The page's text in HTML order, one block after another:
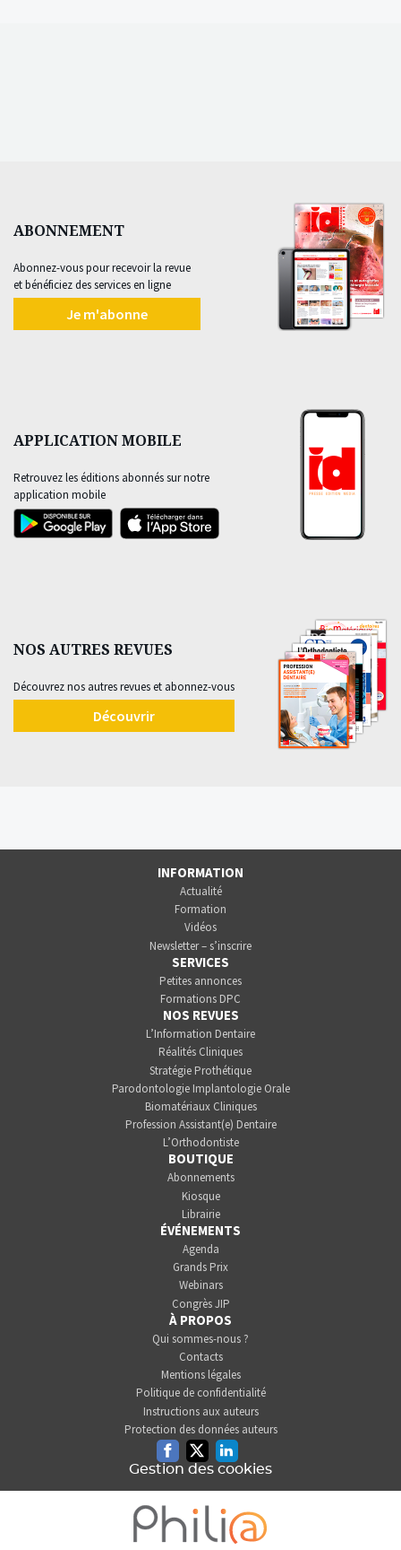
ABONNEMENT
Abonnez-vous pour recevoir la revue
et bénéficiez des services en ligne
Je m'abonne
APPLICATION MOBILE
Retrouvez les éditions abonnés sur notre
application mobile
NOS AUTRES REVUES
Découvrez nos autres revues et abonnez-vous
Découvrir
INFORMATION
Actualité
Formation
Vidéos
Newsletter – s’inscrire
SERVICES
Petites annonces
Formations DPC
NOS REVUES
L’Information Dentaire
Réalités Cliniques
Stratégie Prothétique
Parodontologie Implantologie Orale
Biomatériaux Cliniques
Profession Assistant(e) Dentaire
L’Orthodontiste
BOUTIQUE
Abonnements
Kiosque
Librairie
ÉVÉNEMENTS
Agenda
Grands Prix
Webinars
Congrès JIP
À PROPOS
Qui sommes-nous ?
Contacts
Mentions légales
Politique de confidentialité
Instructions aux auteurs
Protection des données auteurs
FacebookTwitterLinkedin
Gestion des cookies